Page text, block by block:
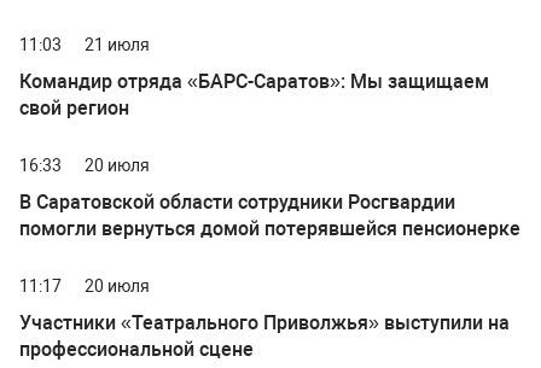
11:03 21 июля
Командир отряда «БАРС-Саратов»: Мы защищаем
свой регион
16:33 20 июля
В Саратовской области сотрудники Росгвардии
помогли вернуться домой потерявшейся пенсионерке
11:17 20 июля
Участники «Театрального Приволжья» выступили на
профессиональной сцене